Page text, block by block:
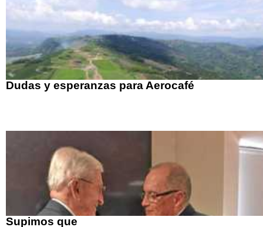
Dudas y esperanzas para Aerocafé
Supimos que